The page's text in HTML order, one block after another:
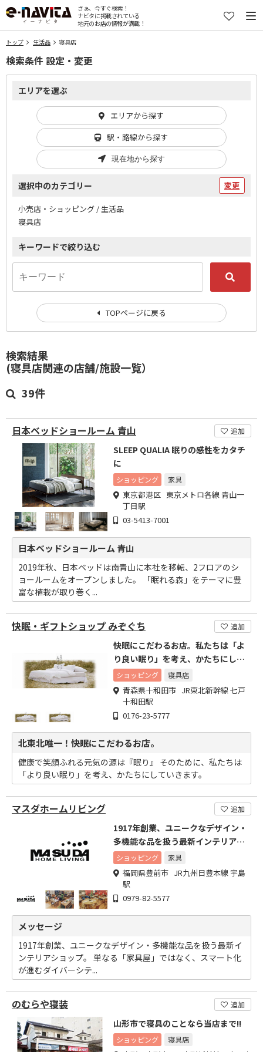
さぁ、今すぐ検索！
ナビタに掲載されている
地元のお店の情報が満載！
トップ 生活品 寝具店
検索結果
(寝具店関連の店舗/施設一覧）
39件
日本ベッドショールーム 青山 追加
SLEEP QUALIA 眠りの感性をカタチ
に
ショッピング 家具
東京都港区 東京メトロ各線 青山一
丁目駅
03-5413-7001
日本ベッドショールーム 青山
2019年秋、日本ベッドは南青山に本社を移転、2フロアのシ
ョールームをオープンしました。 「眠れる森」をテーマに豊
富な植栽が取り巻く...
快眠・ギフトショップ みぞぐち 追加
快眠にこだわるお店。私たちは「よ
り良い眠り」を考え、かたちにして
いきます。
ショッピング 寝具店
青森県十和田市 JR東北新幹線 七戸
十和田駅
0176-23-5777
北東北唯一！快眠にこだわるお店。
健康で笑顔ふれる元気の源は『眠り』 そのために、私たちは
「より良い眠り」を考え、かたちにしていきます。
マスダホームリビング 追加
1917年創業、ユニークなデザイン・
多機能な品を扱う最新インテリアシ
ョップ。
ショッピング 家具
福岡県豊前市 JR九州日豊本線 宇島
駅
0979-82-5577
メッセージ
1917年創業、ユニークなデザイン・多機能な品を扱う最新イ
ンテリアショップ。 単なる「家具屋」ではなく、スマート化
が進むダイバーシテ...
のむらや寝装 追加
山形市で寝具のことなら当店まで!!
ショッピング 寝具店
検索条件 設定・変更
エリアを選ぶ
エリアから探す
駅・路線から探す
現在地から探す
選択中のカテゴリー 変更
小売店・ショッピング / 生活品
寝具店
キーワードで絞り込む
TOPページに戻る